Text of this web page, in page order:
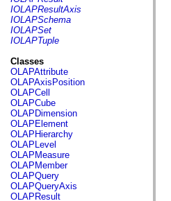
fl.video
flash.accessibility
flash.concurrent
flash.crypto
flash.data
flash.desktop
flash.display
flash.display3D
flash.display3D.textures
flash.errors
flash.events
flash.external
flash.filesystem
flash.filters
flash.geom
flash.globalization
flash.html
flash.media
flash.net
IOLAPResultAxis
IOLAPSchema
IOLAPSet
IOLAPTuple
Classes
OLAPAttribute
OLAPAxisPosition
OLAPCell
OLAPCube
OLAPDimension
OLAPElement
OLAPHierarchy
OLAPLevel
OLAPMeasure
OLAPMember
OLAPQuery
OLAPQueryAxis
OLAPResult